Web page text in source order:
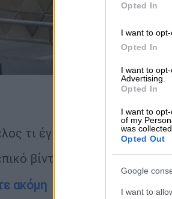
Opted In
I want to
Opted In
I want to
Advertising.
Opted In
I want to
of my
was
Opted Out
Google
I want to
τι έγινε; Τα βρήκαν!
βίντεο μ' ένα κλικ στο
ακόμη